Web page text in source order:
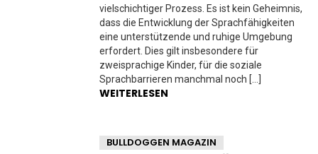
vielschichtiger Prozess. Es ist kein Geheimnis,
dass die Entwicklung der Sprachfähigkeiten
eine unterstützende und ruhige Umgebung
erfordert. Dies gilt insbesondere für
zweisprachige Kinder, für die soziale
Sprachbarrieren manchmal noch […]
WEITERLESEN
BULLDOGGEN MAGAZIN